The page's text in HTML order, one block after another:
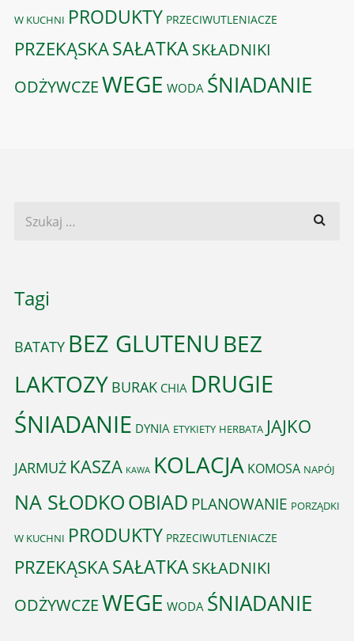
W KUCHNI PRODUKTY PRZECIWUTLENIACZE
PRZEKĄSKASAŁATKASKŁADNIKI
ODŻYWCZEWEGE WODA ŚNIADANIE
Tagi
BATATY BEZ GLUTENU BEZ
LAKTOZY BURAK CHIA DRUGIE
ŚNIADANIE DYNIA ETYKIETY HERBATA JAJKO
JARMUŻ KASZA KAWA KOLACJA KOMOSA NAPÓJ
NA SŁODKOOBIAD PLANOWANIE PORZĄDKI
W KUCHNI PRODUKTY PRZECIWUTLENIACZE
PRZEKĄSKASAŁATKASKŁADNIKI
ODŻYWCZEWEGE WODA ŚNIADANIE